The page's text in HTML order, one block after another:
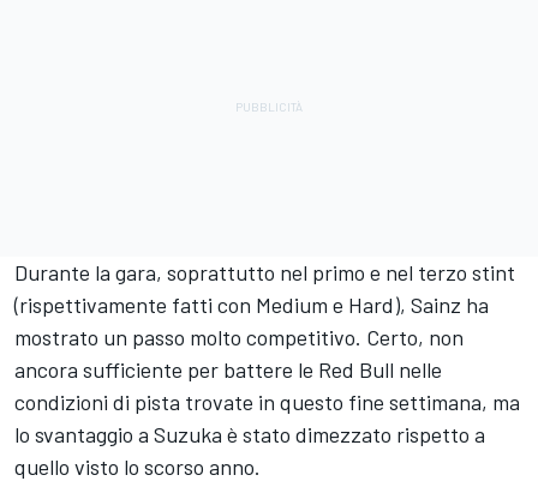
Durante la gara, soprattutto nel primo e nel terzo stint
(rispettivamente fatti con Medium e Hard), Sainz ha
mostrato un passo molto competitivo. Certo, non
ancora sufficiente per battere le Red Bull nelle
condizioni di pista trovate in questo fine settimana, ma
lo svantaggio a Suzuka è stato dimezzato rispetto a
quello visto lo scorso anno.